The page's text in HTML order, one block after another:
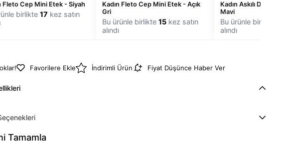
Fleto Cep Mini Etek - Siyah
birlikte 17 kez satın
Kadın Fleto Cep Mini Etek - Açık
Gri
Bu ürünle birlikte 15kez satın
alındı
Kadın Askılı Desenli
Mavi
Bu ürünle birlikte
alındı
Favorilere Ekle İndirimli Ürün Fiyat Düşünce Haber Ver